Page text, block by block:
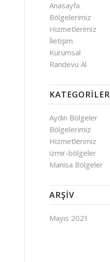
Anasayfa
Bölgelerimiz
Hizmetlerimiz
İletişim
Kurumsal
Randevu Al
KATEGORILER
Aydın Bölgeler
Bölgelerimiz
Hizmetlerimiz
izmir-bölgeler
Manisa Bölgeler
ARŞIV
Mayıs 2021